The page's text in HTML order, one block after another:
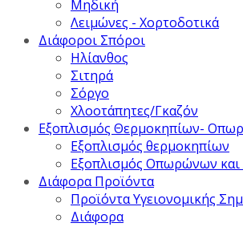
Μηδική
Λειμώνες - Χορτοδοτικά
Διάφοροι Σπόροι
Ηλίανθος
Σιτηρά
Σόργο
Χλοοτάπητες/Γκαζόν
Εξοπλισμός Θερμοκηπίων-
Εξοπλισμός θερμοκηπίων
Εξοπλισμός Οπωρώνων και
Διάφορα Προϊόντα
Προϊόντα Υγειονομικής
Διάφορα